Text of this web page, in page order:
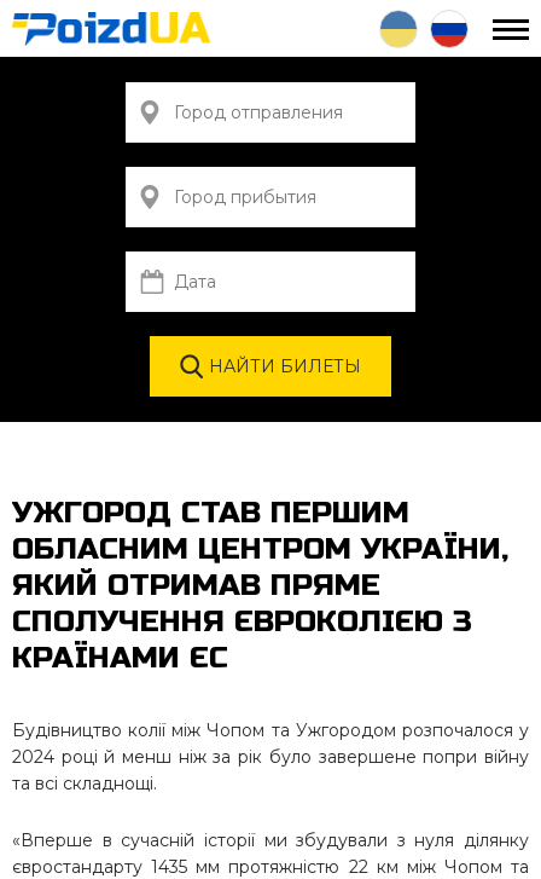
УЖГОРОД СТАВ ПЕРШИМ
ОБЛАСНИМ ЦЕНТРОМ УКРАЇНИ,
ЯКИЙ ОТРИМАВ ПРЯМЕ
СПОЛУЧЕННЯ ЄВРОКОЛІЄЮ З
КРАЇНАМИ ЄС
Будівництво колії між Чопом та Ужгородом розпочалося у
2024 році й менш ніж за рік було завершене попри війну
та всі складнощі.
«Вперше в сучасній історії ми збудували з нуля ділянку
євростандарту 1435 мм протяжністю 22 км між Чопом та